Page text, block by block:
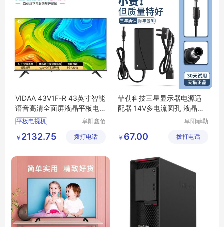
VIDAA 43V1F-R 43英寸智能
语音高清全面屏液晶平板电
视机
平板电视机
平板电视机图片
平板电视机厂家
阜阳鑫佰
限公司
￥ 2132.75 拨打电话
菲勒科技三星显示器电源适
配器 14V多电流圆孔 液晶台
阜阳菲勒
公司
￥ 67.00 拨打电话